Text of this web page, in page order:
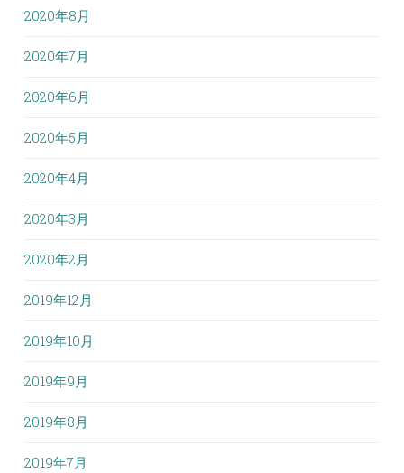
2020年8月
2020年7月
2020年6月
2020年5月
2020年4月
2020年3月
2020年2月
2019年12月
2019年10月
2019年9月
2019年8月
2019年7月